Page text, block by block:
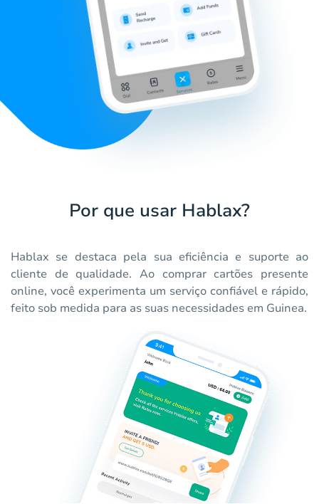
Por que usar Hablax?
Hablax se destaca pela sua eficiência e suporte ao
cliente de qualidade. Ao comprar cartões presente
online, você experimenta um serviço confiável e rápido,
feito sob medida para as suas necessidades em Guinea.